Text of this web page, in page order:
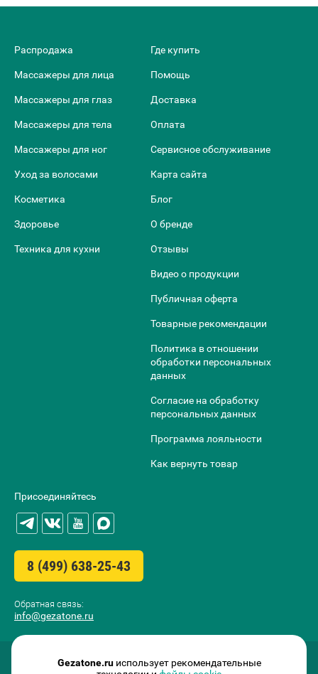
Распродажа
Массажеры для лица
Массажеры для глаз
Массажеры для тела
Массажеры для ног
Уход за волосами
Косметика
Здоровье
Техника для кухни
Где купить
Помощь
Доставка
Оплата
Сервисное обслуживание
Карта сайта
Блог
О бренде
Отзывы
Видео о продукции
Публичная оферта
Товарные рекомендации
Политика в отношении
обработки персональных
данных
Согласие на обработку
персональных данных
Программа лояльности
Как вернуть товар
Присоединяйтесь
8 (499) 638-25-43
Обратная связь:
info@gezatone.ru
Gezatone.ruиспользует рекомендательные